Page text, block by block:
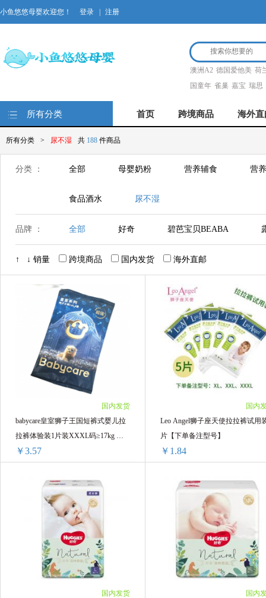
小鱼悠悠母婴欢迎您！ 登录 注册
澳洲A2 德国爱他美 荷
国童年 雀巢 嘉宝 瑞思
所有分类 首页 跨境商品 海外直
所有分类 > 尿不湿 共 188 件商品
分类 ： 全部 母婴奶粉 营养辅食 营
食品酒水 尿不湿
品牌 ： 全部 好奇 碧芭宝贝BEABA
bebebus bibi
↑ ↓ 销量 跨境商品 国内发货 海外直邮
国内发货
babycare皇室狮子王国短裤式婴儿拉
拉裤体验装1片装XXXL码≥17kg 新
老版本随机发
￥3.57
8袋 ￥34.08(￥4.26/单袋)
24袋 ￥96.72(￥4.03/单袋)
48袋 ￥182.4(￥3.8/单袋)
96袋 ￥342.72(￥3.57/单袋)
国内
Leo Angel狮子座天使拉拉裤试用
片【下单备注型号】
￥1.84
5片 ￥9.2(￥1.84/单片)
国内发货
国内